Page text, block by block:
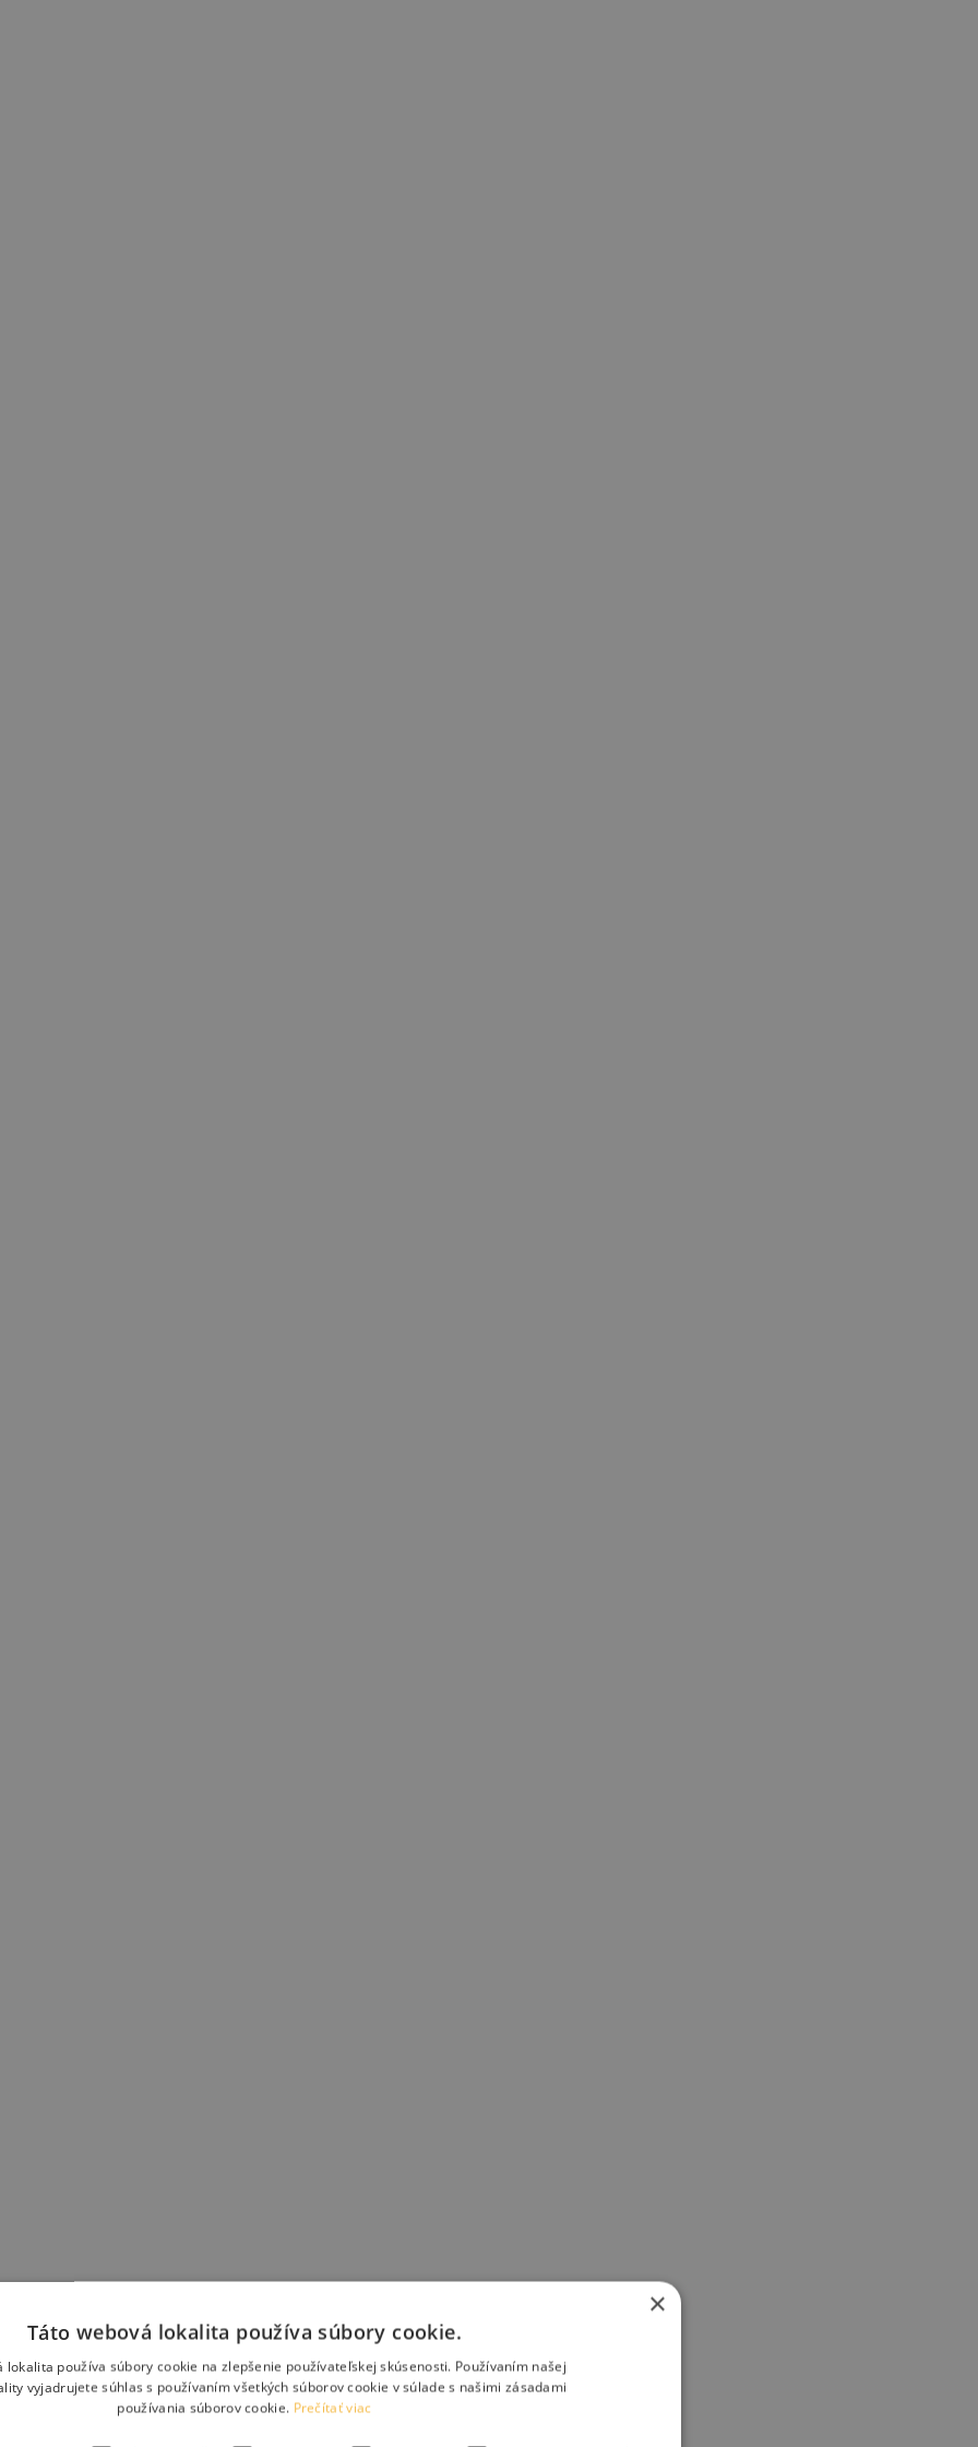
×
Táto webová lokalita používa súbory cookie.
lokalita používa súbory cookie na zlepšenie používateľskej skúsenosti. Používaním našej
vyjadrujete súhlas s používaním všetkých súborov cookie v súlade s našimi zásadami
používania súborov cookie. Prečítať viac